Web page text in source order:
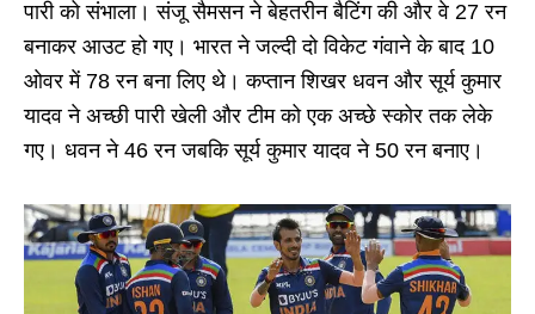
पारी को संभाला। संजू सैमसन ने बेहतरीन बैटिंग की और वे 27 रन
बनाकर आउट हो गए। भारत ने जल्दी दो विकेट गंवाने के बाद 10
ओवर में 78 रन बना लिए थे। कप्तान शिखर धवन और सूर्य कुमार
यादव ने अच्छी पारी खेली और टीम को एक अच्छे स्कोर तक लेके
गए। धवन ने 46 रन जबकि सूर्य कुमार यादव ने 50 रन बनाए।